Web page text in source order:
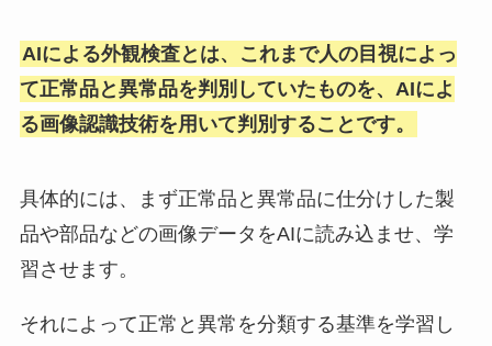
AIによる外観検査とは、これまで人の目視によっ
て正常品と異常品を判別していたものを、AIによ
る画像認識技術を用いて判別することです。
具体的には、まず正常品と異常品に仕分けした製
品や部品などの画像データをAIに読み込ませ、学
習させます。
それによって正常と異常を分類する基準を学習し